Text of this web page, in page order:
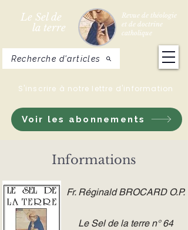
Le Sel de
la terre
Revue de théologie
et de doctrine
catholique
Voir les abonnements
S'inscrire à notre lettre d'information
Recherche d'articles
Informations
Fr. Réginald BROCARD O.P.
Le Sel de la terre n° 64